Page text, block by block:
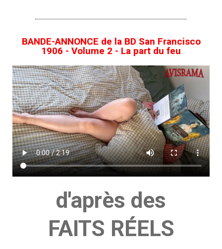
BANDE-ANNONCE de la BD San Francisco
1906 - Volume 2 - La part du feu
d'après des
FAITS RÉELS